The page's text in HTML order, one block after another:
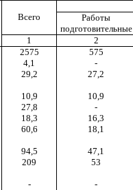
Всего
Работы
подготовительные
1
2
2575 575
4,1 -
29,2 27,2
10,9 10,9
27,8 -
18,3 16,3
60,6 18,1
94,5 47,1
209 53
- -